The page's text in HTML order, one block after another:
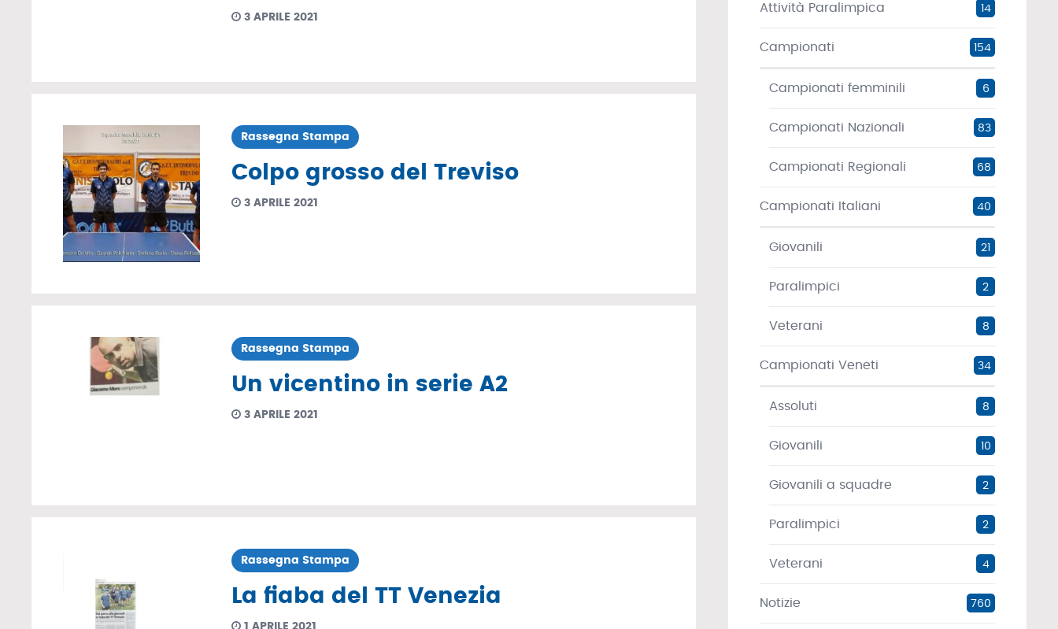
3 APRILE 2021
Rassegna Stampa
Colpo grosso del Treviso
3 APRILE 2021
Rassegna Stampa
Un vicentino in serie A2
3 APRILE 2021
Rassegna Stampa
La fiaba del TT Venezia
1 APRILE 2021
Attività Paralimpica 14
Campionati 154
Campionati femminili 6
Campionati Nazionali 83
Campionati Regionali 68
Campionati Italiani 40
Giovanili 21
Paralimpici 2
Veterani 8
Campionati Veneti 34
Assoluti 8
Giovanili 10
Giovanili a squadre 2
Paralimpici 2
Veterani 4
Notizie 760